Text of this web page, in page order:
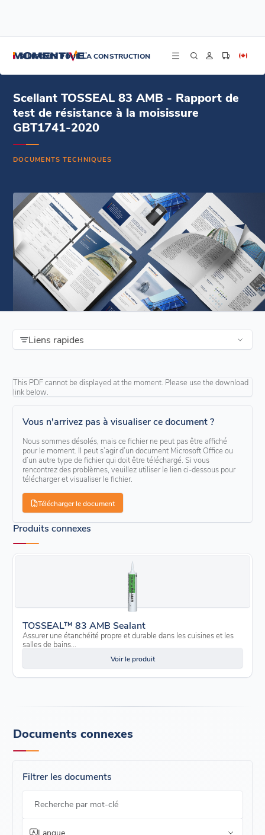
SILICONES POUR LA CONSTRUCTION
Scellant TOSSEAL 83 AMB - Rapport de test de résistance à la moisissure
GBT1741-2020 - Chinois
Scellant TOSSEAL 83 AMB - Rapport de
test de résistance à la moisissure
GBT1741-2020
DOCUMENTS TECHNIQUES
Liens rapides
This PDF cannot be displayed at the moment. Please use the download
link below.
Vous n'arrivez pas à visualiser ce document ?
Nous sommes désolés, mais ce fichier ne peut pas être affiché
pour le moment. Il peut s’agir d’un document Microsoft Office ou
d’un autre type de fichier qui doit être téléchargé. Si vous
rencontrez des problèmes, veuillez utiliser le lien ci-dessous pour
télécharger et visualiser le fichier.
Télécharger le document
Produits connexes
TOSSEAL™ 83 AMB Sealant
Assurer une étanchéité propre et durable dans les cuisines et les
salles de bains...
Voir le produit
Documents connexes
Filtrer les documents
Recherche par mot-clé
Langue